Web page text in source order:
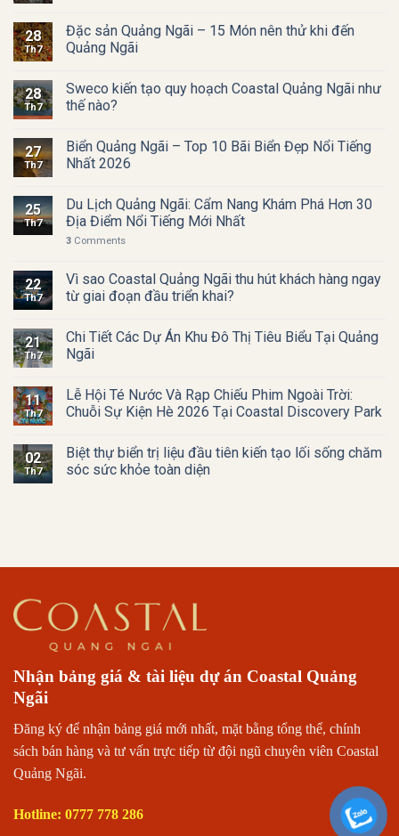
28
Th7
Đặc sản Quảng Ngãi – 15 Món nên thử khi đến
Quảng Ngãi
28
Th7
Sweco kiến tạo quy hoạch Coastal Quảng Ngãi như
thế nào?
27
Th7
Biển Quảng Ngãi – Top 10 Bãi Biển Đẹp Nổi Tiếng
Nhất 2026
25
Th7
Du Lịch Quảng Ngãi: Cẩm Nang Khám Phá Hơn 30
Địa Điểm Nổi Tiếng Mới Nhất
3 Comments
22
Th7
Vì sao Coastal Quảng Ngãi thu hút khách hàng ngay
từ giai đoạn đầu triển khai?
21
Th7
Chi Tiết Các Dự Án Khu Đô Thị Tiêu Biểu Tại Quảng
Ngãi
11
Th7
Lễ Hội Té Nước Và Rạp Chiếu Phim Ngoài Trời:
Chuỗi Sự Kiện Hè 2026 Tại Coastal Discovery Park
02
Th7
Biệt thự biển trị liệu đầu tiên kiến tạo lối sống chăm
sóc sức khỏe toàn diện
Nhận bảng giá & tài liệu dự án Coastal Quảng
Ngãi
Đăng ký để nhận bảng giá mới nhất, mặt bằng tổng thể, chính
sách bán hàng và tư vấn trực tiếp từ đội ngũ chuyên viên Coastal
Quảng Ngãi.
Hotline: 0777 778 286